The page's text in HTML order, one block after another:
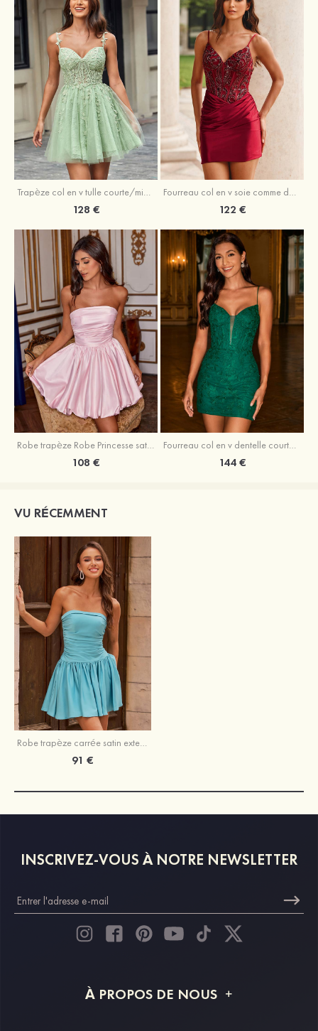
128 € 122 €
Robe trapèze Robe Princesse satin sans manches courte/mini robe de fête de la rentrée
108 €
Fourreau col en v dentelle courte/mini robe de fête de la rentré avec perles
144 €
VU RÉCEMMENT
Robe trapèze carrée satin extensible courte/mini robe de fête de la rentrée
91 €
INSCRIVEZ-VOUS À NOTRE NEWSLETTER
À PROPOS DE NOUS